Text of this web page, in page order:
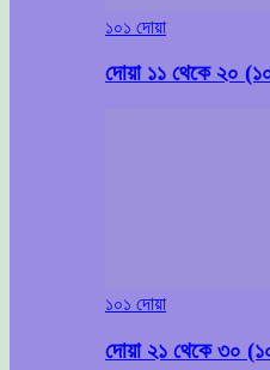
১০১ দোয়া
দোয়া ১১ থেকে ২০
১০১ দোয়া
দোয়া ২১ থেকে ৩০